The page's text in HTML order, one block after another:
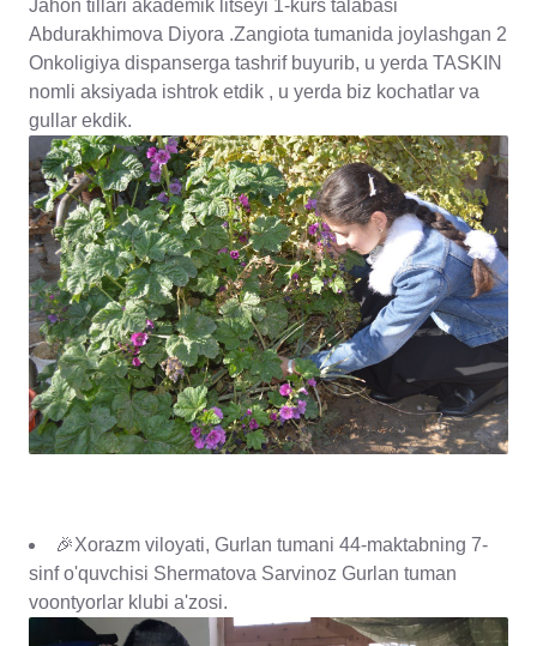
Jahon tillari akademik litseyi 1-kurs talabasi
Abdurakhimova Diyora .Zangiota tumanida joylashgan 2
Onkoligiya dispanserga tashrif buyurib, u yerda TASKIN
nomli aksiyada ishtrok etdik , u yerda biz kochatlar va
gullar ekdik.
🎉Xorazm viloyati, Gurlan tumani 44-maktabning 7-
sinf o'quvchisi Shermatova Sarvinoz Gurlan tuman
voontyorlar klubi a'zosi.